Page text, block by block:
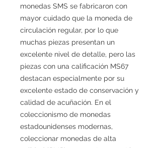
monedas SMS se fabricaron con
mayor cuidado que la moneda de
circulación regular, por lo que
muchas piezas presentan un
excelente nivel de detalle, pero las
piezas con una calificación MS67
destacan especialmente por su
excelente estado de conservación y
calidad de acuñación. En el
coleccionismo de monedas
estadounidenses modernas,
coleccionar monedas de alta